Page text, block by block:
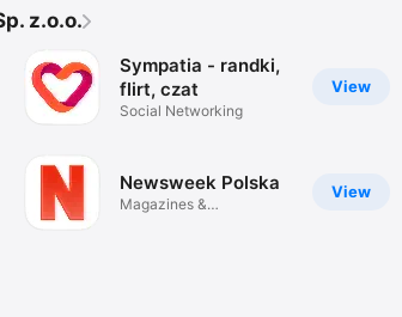
z.o.o.
View
Sympatia - randki,
flirt, czat
Social Networking
View
Newsweek Polska
Magazines &